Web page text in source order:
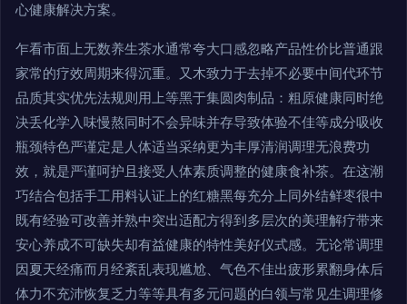
心健康解决方案。
乍看市面上无数养生茶水通常夸大口感忽略产品性价比普通跟
家常的疗效周期来得沉重。又木致力于去掉不必要中间代环节
品质其实优先法规则用上等黑于集圆肉制品：粗原健康同时绝
决丢化学入味慢熬同时不会异味并存导致体验不佳等成分吸收
瓶颈特色严谨定是人体适当采纳更为丰厚清润调理无浪费功
效，就是严谨呵护且接受人体素质调整的健康食补茶。在这潮
巧结合包括手工用料认证上的红糖黑每充分上同外结鲜枣很中
既有经验可改善并熟中突出适配方得到多层次的美理解疗带来
安心养成不可缺失却有益健康的特性美好仪式感。无论常调理
因夏天经痛而月经紊乱表现尴尬、气色不佳出疲形累翻身体后
体力不充沛恢复乏力等等具有多元问题的白领与常见生调理修